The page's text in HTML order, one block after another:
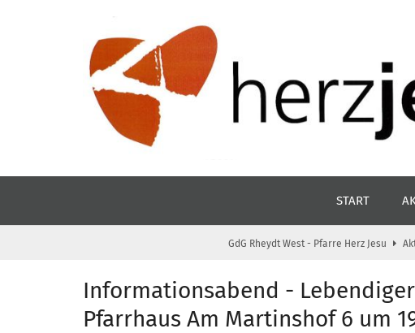
START
GdG Rheydt West - Pfarre Herz Jesu
Informationsabend -
Pfarrhaus Am Martinshof 6 um